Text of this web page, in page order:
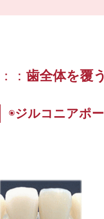
：： 歯全体を覆
◉ジルコニアポ